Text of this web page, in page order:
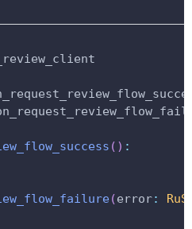
( ) :
(error: